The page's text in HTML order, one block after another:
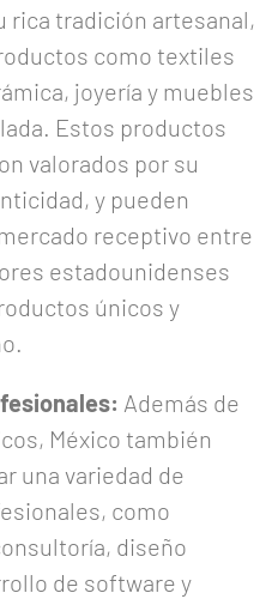
rica tradición artesanal,
como textiles
joyería y muebles
Estos productos
valorados por su
y pueden
receptivo entre
estadounidenses
únicos y
Además de
México también
una variedad de
como
diseño
de software y